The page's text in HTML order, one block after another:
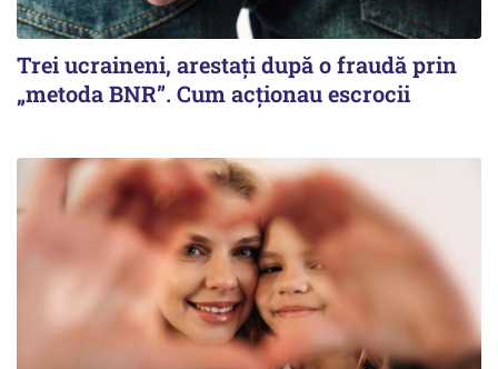
Trei ucraineni, arestați după o fraudă prin
„metoda BNR”. Cum acționau escrocii